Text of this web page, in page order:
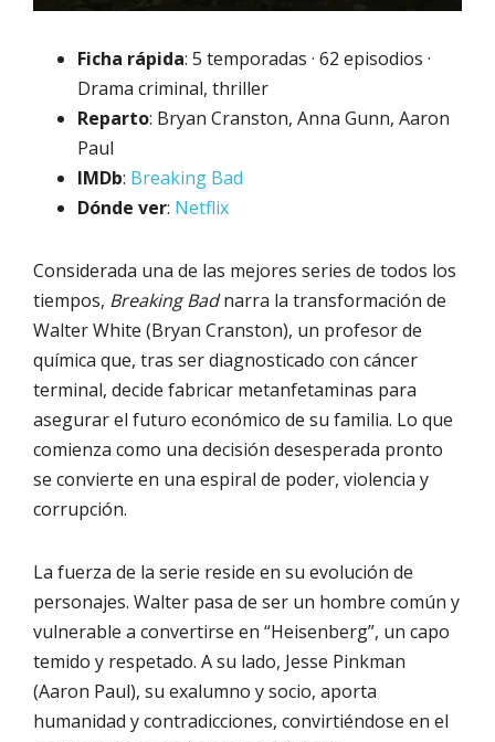
Ficha rápida: 5 temporadas · 62 episodios ·
Drama criminal, thriller
Reparto: Bryan Cranston, Anna Gunn, Aaron
Paul
IMDb: Breaking Bad
Dónde ver: Netflix
Considerada una de las mejores series de todos los
tiempos, Breaking Badnarra la transformación de
Walter White (Bryan Cranston), un profesor de
química que, tras ser diagnosticado con cáncer
terminal, decide fabricar metanfetaminas para
asegurar el futuro económico de su familia. Lo que
comienza como una decisión desesperada pronto
se convierte en una espiral de poder, violencia y
corrupción.
La fuerza de la serie reside en su evolución de
personajes. Walter pasa de ser un hombre común y
vulnerable a convertirse en “Heisenberg”, un capo
temido y respetado. A su lado, Jesse Pinkman
(Aaron Paul), su exalumno y socio, aporta
humanidad y contradicciones, convirtiéndose en el